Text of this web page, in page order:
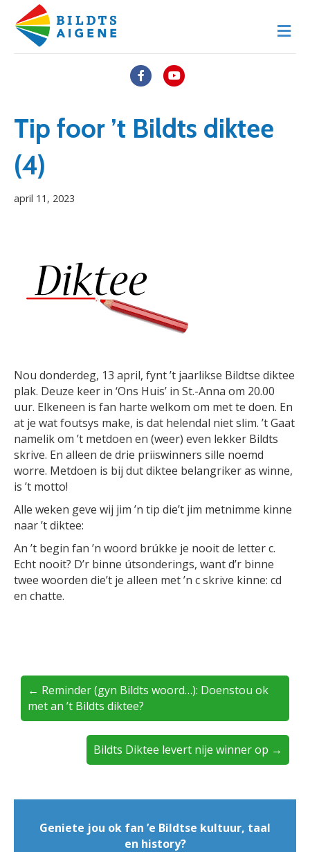
F
c
e
Y
u
t
M
e
n
Tip foor ’t Bildts diktee
(4)
april 11, 2023
Nou donderdeg, 13 april, fynt ’t jaarlikse Bildtse diktee
plak. Deuze keer in ‘Ons Huis’ in St.-Anna om 20.00
uur. Elkeneen is fan harte welkom om met te doen. En
at je wat foutsys make, is dat helendal niet slim. ’t Gaat
namelik om ’t metdoen en (weer) even lekker Bildts
skrive. En alleen de drie priiswinners sille noemd
worre. Metdoen is bij dut diktee belangriker as winne,
is ’t motto!
Alle weken geve wij jim ’n tip die’t jim metnimme kinne
naar ’t diktee:
An ’t begin fan ’n woord brúkke je nooit de letter c.
Echt nooit? D’r binne útsonderings, want d’r binne
twee woorden die’t je alleen met ’n c skrive kinne: cd
en chatte.
← Reminder (gyn Bildts woord…): Doenstou ok
met an ’t Bildts diktee?
Bildts Diktee levert nije winner op →
Geniete jou ok fan ’e Bildtse kultuur, taal
en history?